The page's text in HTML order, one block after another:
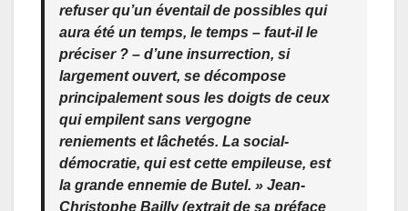
refuser qu’un éventail de possibles qui
aura été un temps, le temps – faut-il le
préciser ? – d’une insurrection, si
largement ouvert, se décompose
principalement sous les doigts de ceux
qui empilent sans vergogne
reniements et lâchetés. La social-
démocratie, qui est cette empileuse, est
la grande ennemie de Butel. » Jean-
Christophe Bailly (extrait de sa préface